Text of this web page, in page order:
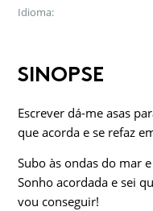
Idioma:
SINOPSE
Escrever dá-me asas
que acorda e se refaz
Subo às ondas do mar
Sonho acordada e sei
vou conseguir!